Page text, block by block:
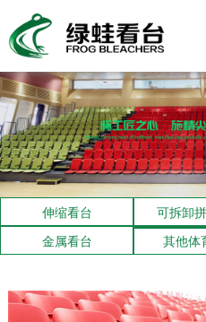
伸缩看台 可拆卸
金属看台
其他体